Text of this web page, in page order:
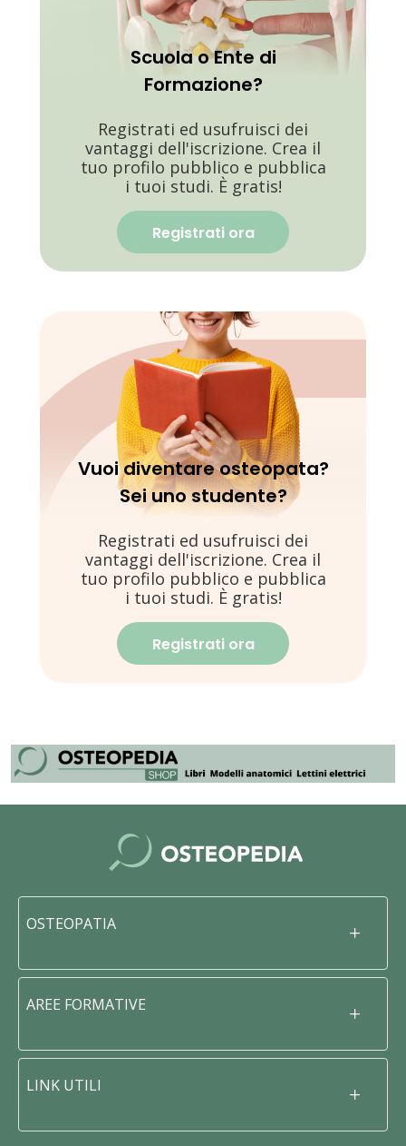
Scuola o Ente di
Formazione?
Registrati ed usufruisci dei
vantaggi dell'iscrizione. Crea il
tuo profilo pubblico e pubblica
i tuoi studi. È gratis!
Registrati ora
Vuoi diventare osteopata?
Sei uno studente?
Registrati ed usufruisci dei
vantaggi dell'iscrizione. Crea il
tuo profilo pubblico e pubblica
i tuoi studi. È gratis!
Registrati ora
OSTEOPATIA
AREE FORMATIVE
LINK UTILI